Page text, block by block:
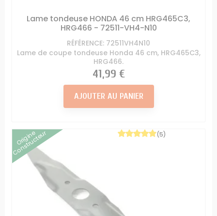
Lame tondeuse HONDA 46 cm HRG465C3,
HRG466 - 72511-VH4-N10
RÉFÉRENCE: 72511VH4N10
Lame de coupe tondeuse Honda 46 cm, HRG465C3,
HRG466.
Prix
41,99 €
AJOUTER AU PANIER
Origine
Constructeur (5)